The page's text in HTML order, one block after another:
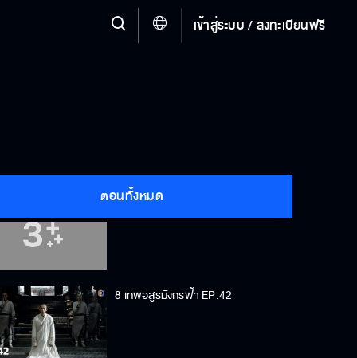
เข้าสู่ระบบ / ลงทะเบียนฟรี
ตอนทั้งหมด
8 เทพอสูรมังกรฟ้า EP.39
8 เทพอสูรมังกรฟ้า EP.42